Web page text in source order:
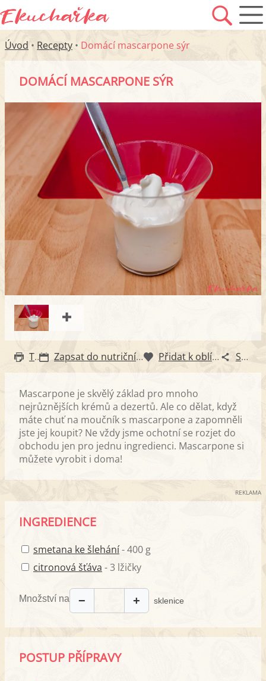
Úvod • Recepty • Domácí mascarpone sýr
DOMÁCÍ MASCARPONE SÝR
Tisk Zapsat do nutričního diáře Přidat k oblíbeným Sdílet
Mascarpone je skvělý základ pro mnoho
nejrůznějších krémů a dezertů. Ale co dělat, když
máte chuť na moučník s mascarpone a zapomněli
jste jej koupit? Ne vždy jsme ochotní se rozjet do
obchodu jen pro jednu ingredienci. Mascarpone si
můžete vyrobit i doma!
REKLAMA
INGREDIENCE
smetana ke šlehání- 400 g
citronová šťáva - 3 lžičky
Množství na − + sklenice
POSTUP PŘÍPRAVY